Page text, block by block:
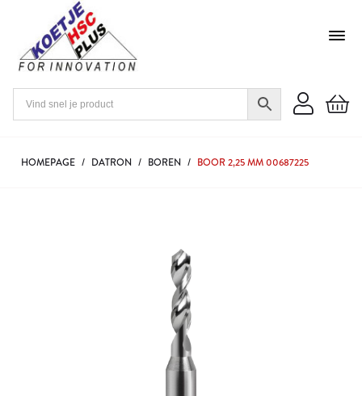
HOMEPAGE / DATRON / BOREN / BOOR 2,25 MM 00687225